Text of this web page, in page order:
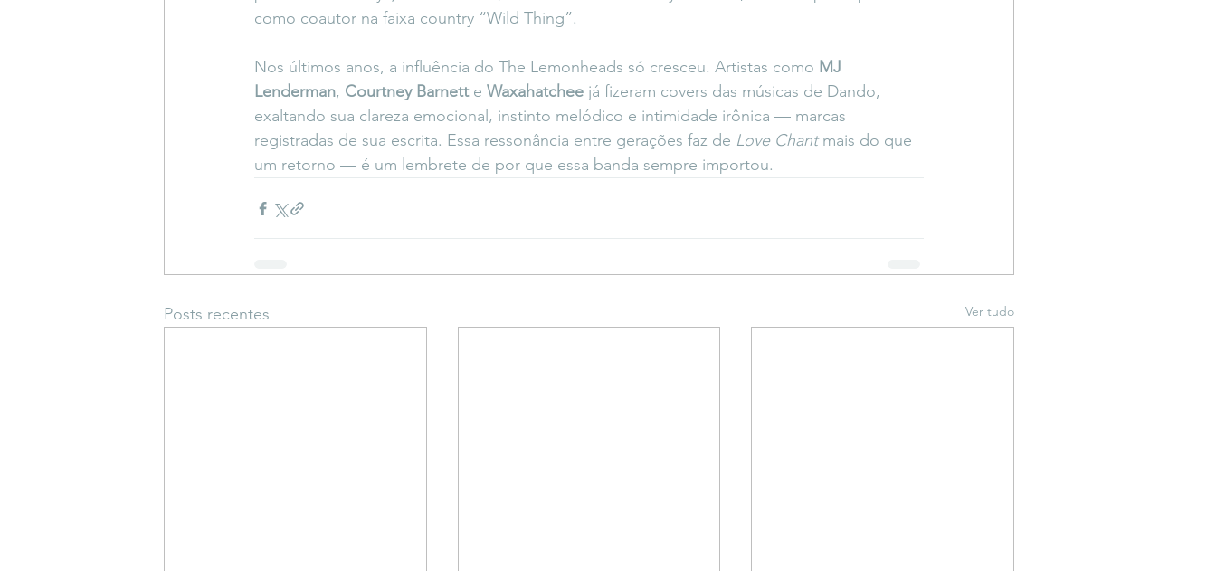
como coautor na faixa country “Wild Thing”.
Nos últimos anos, a influência do The Lemonheads só cresceu. Artistas como MJ
Lenderman, Courtney Barnett e Waxahatchee já fizeram covers das músicas de Dando,
exaltando sua clareza emocional, instinto melódico e intimidade irônica — marcas
registradas de sua escrita. Essa ressonância entre gerações faz de Love Chant mais do que
um retorno — é um lembrete de por que essa banda sempre importou.
Posts recentes Ver tudo